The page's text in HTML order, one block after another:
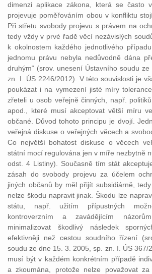
dimenzi aplikace zákona, která se často
projevuje poměřováním obou v konfliktu
Při střetu svobody projevu s právem na
tedy vždy v prvé řadě věcí nezávislých
k okolnostem každého jednotlivého
jednomu právu nebyla nedůvodně dána
druhým“ (srov. unesení Ústavního soudu
zn. I. ÚS 2246/2012). V této souvislosti je
poukázat i na vymezení jisté míry
zřeteli u osob veřejně činných, např.
apod., které musí akceptovat větší míru
občané. Důvod tohoto principu je dvojí.
veřejná diskuse o veřejných věcech a
Co největší bohatost diskuse o věcech
státní mocí regulována jen v míře nezbytně
odst. 4 Listiny). Současně tím stát
zásah do svobody projevu za účelem
jiných občanů by měl přijít subsidiárně,
nelze škodu napravit jinak. Škodu lze
státu, např. užitím přípustných
kontroverzním a zavádějícím
minimalizovat škodlivý následek
efektivněji než cestou soudního řízení
soudu ze dne 15. 3. 2005, sp. zn. I. ÚS 367/
musí být v každém konkrétním případě
a zkoumána, protože nelze považovat za